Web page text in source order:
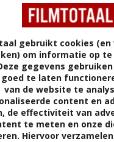
naar een beter
avond doorbracht in
de club aangeboden
Studio 54 is voor
de plaats waar alles
is: vriendschap,
gebruikt cookies
om informatie op te
gegevens
te laten
van de website te
content en
de effectiviteit van
te meten en onze
Hiervoor